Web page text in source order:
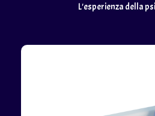
L'esperienza della